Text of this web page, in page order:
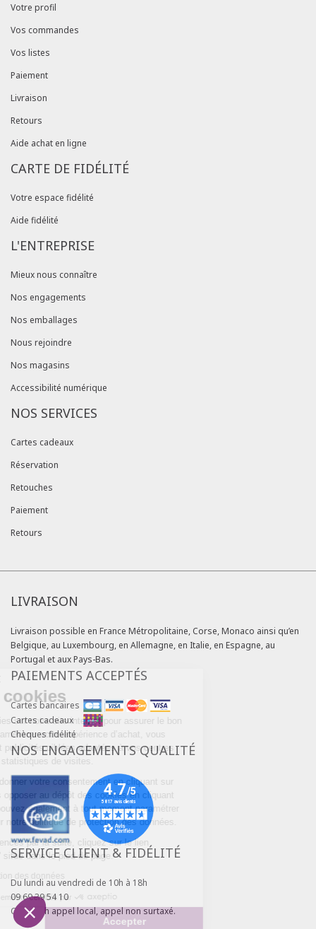
Continuer sans accepter
Gestion des cookies
Nous utilisons des cookies sur notre site internet pour assurer le bon
fonctionnement du site, améliorer votre expérience d’achat, vous
proposer des services et publicités ciblées adaptées à vos centres
d'intérêts et réaliser des statistiques de visites.
Vous pouvez choisir de donner votre consentement en cliquant sur
« Accepter » ou de vous opposer au dépôt des cookies en cliquant
sur « Refuser ». Vous pouvez également à tout moment paramétrer
vos choix en cliquant sur notre politique de protection des données.
Pour modifier vos préférences par la suite, cliquez sur le lien
'Préférences de cookies' situé dans le pied de page.
Lire la politique de protection des données
Consentements certifiés par
Paramétrer
Votre profil
Vos commandes
Vos listes
Paiement
Livraison
Retours
Aide achat en ligne
CARTE DE FIDÉLITÉ
Votre espace fidélité
Aide fidélité
L'ENTREPRISE
Mieux nous connaître
Nos engagements
Nos emballages
Nous rejoindre
Nos magasins
Accessibilité numérique
NOS SERVICES
Cartes cadeaux
Réservation
Retouches
Paiement
Retours
LIVRAISON
Livraison possible en France Métropolitaine, Corse, Monaco ainsi qu’en
Belgique, au Luxembourg, en Allemagne, en Italie, en Espagne, au
Portugal et aux Pays-Bas.
PAIEMENTS ACCEPTÉS
Cartes bancaires
Cartes cadeaux
Chèques fidélité
NOS ENGAGEMENTS QUALITÉ
SERVICE CLIENT & FIDÉLITÉ
Du lundi au vendredi de 10h à 18h
09 69 39 54 10
Coût d'un appel local, appel non surtaxé.